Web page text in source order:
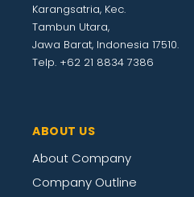
Karangsatria, Kec.
Tambun Utara,
Jawa Barat, Indonesia 17510.
Telp. +62 21 8834 7386
ABOUT US
About Company
Company Outline